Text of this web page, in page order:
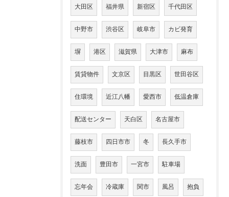
大田区 福井県 新宿区 千代田区
中野市 渋谷区 岐阜市 カビ発育
塀 港区 滋賀県 大津市 麻布
賃貸物件 文京区 目黒区 世田谷区
住環境 近江八幡 愛西市 低温倉庫
配送センター 天白区 名古屋市
藤枝市 四日市市 冬 長久手市
洗面 豊田市 一宮市 駐車場
忘年会 冷蔵庫 関市 風呂 抱負